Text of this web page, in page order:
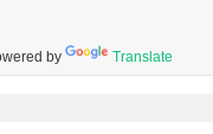
by Translate